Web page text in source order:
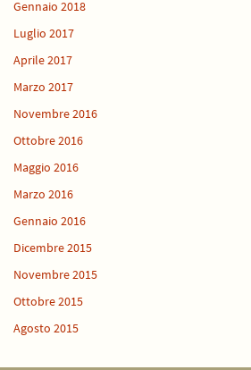
Gennaio 2018
Luglio 2017
Aprile 2017
Marzo 2017
Novembre 2016
Ottobre 2016
Maggio 2016
Marzo 2016
Gennaio 2016
Dicembre 2015
Novembre 2015
Ottobre 2015
Agosto 2015